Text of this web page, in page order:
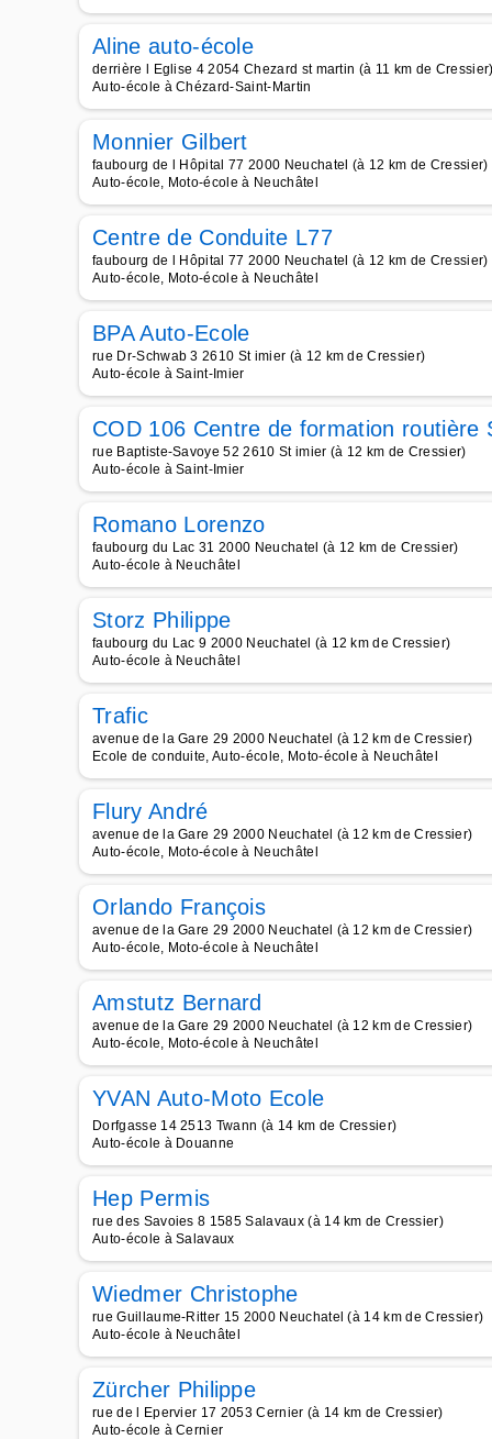
Aline auto-école
derrière l Eglise 4 2054 Chezard st martin (à 11 km de
Auto-école à Chézard-Saint-Martin
Monnier Gilbert
faubourg de l Hôpital 77 2000 Neuchatel (à 12 km de Cressier)
Auto-école, Moto-école à Neuchâtel
Centre de Conduite L77
faubourg de l Hôpital 77 2000 Neuchatel (à 12 km de Cressier)
Auto-école, Moto-école à Neuchâtel
BPA Auto-Ecole
rue Dr-Schwab 3 2610 St imier (à 12 km de Cressier)
Auto-école à Saint-Imier
COD 106 Centre de formation routière
rue Baptiste-Savoye 52 2610 St imier (à 12 km de Cressier)
Auto-école à Saint-Imier
Romano Lorenzo
faubourg du Lac 31 2000 Neuchatel (à 12 km de Cressier)
Auto-école à Neuchâtel
Storz Philippe
faubourg du Lac 9 2000 Neuchatel (à 12 km de Cressier)
Auto-école à Neuchâtel
Trafic
avenue de la Gare 29 2000 Neuchatel (à 12 km de Cressier)
Ecole de conduite, Auto-école, Moto-école à Neuchâtel
Flury André
avenue de la Gare 29 2000 Neuchatel (à 12 km de Cressier)
Auto-école, Moto-école à Neuchâtel
Orlando François
avenue de la Gare 29 2000 Neuchatel (à 12 km de Cressier)
Auto-école, Moto-école à Neuchâtel
Amstutz Bernard
avenue de la Gare 29 2000 Neuchatel (à 12 km de Cressier)
Auto-école, Moto-école à Neuchâtel
YVAN Auto-Moto Ecole
Dorfgasse 14 2513 Twann (à 14 km de Cressier)
Auto-école à Douanne
Hep Permis
rue des Savoies 8 1585 Salavaux (à 14 km de Cressier)
Auto-école à Salavaux
Wiedmer Christophe
rue Guillaume-Ritter 15 2000 Neuchatel (à 14 km de Cressier)
Auto-école à Neuchâtel
Zürcher Philippe
rue de l Epervier 17 2053 Cernier (à 14 km de Cressier)
Auto-école à Cernier